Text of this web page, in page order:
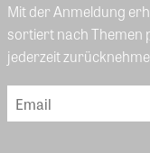
Mit der Anmeldung
sortiert nach Themen
jederzeit